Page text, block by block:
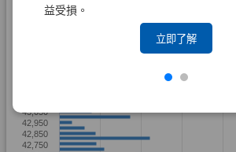
益受損。
立即了解